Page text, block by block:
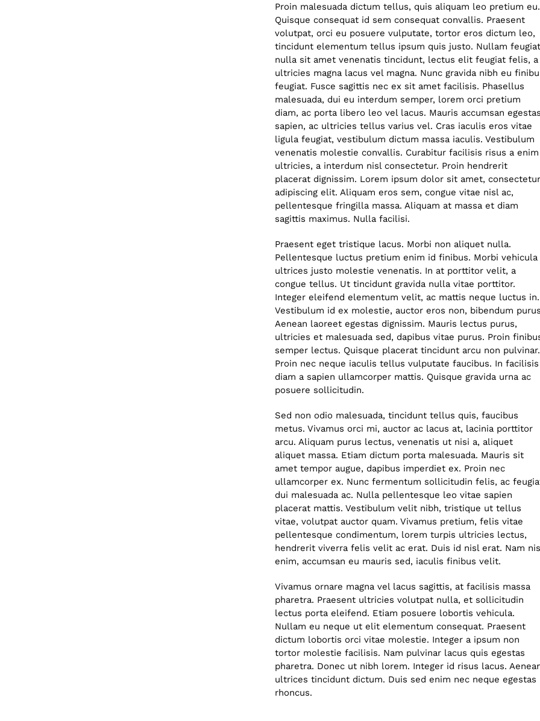
Proin malesuada dictum tellus, quis aliquam leo pretium eu.
Quisque consequat id sem consequat convallis. Praesent
volutpat, orci eu posuere vulputate, tortor eros dictum leo,
tincidunt elementum tellus ipsum quis justo. Nullam
nulla sit amet venenatis tincidunt, lectus elit feugiat felis, a
ultricies magna lacus vel magna. Nunc gravida nibh eu
feugiat. Fusce sagittis nec ex sit amet facilisis. Phasellus
malesuada, dui eu interdum semper, lorem orci pretium
diam, ac porta libero leo vel lacus. Mauris accumsan egestas
sapien, ac ultricies tellus varius vel. Cras iaculis eros vitae
ligula feugiat, vestibulum dictum massa iaculis. Vestibulum
venenatis molestie convallis. Curabitur facilisis risus a enim
ultricies, a interdum nisl consectetur. Proin hendrerit
placerat dignissim. Lorem ipsum dolor sit amet, consectetur
adipiscing elit. Aliquam eros sem, congue vitae nisl ac,
pellentesque fringilla massa. Aliquam at massa et diam
sagittis maximus. Nulla facilisi.
Praesent eget tristique lacus. Morbi non aliquet nulla.
Pellentesque luctus pretium enim id finibus. Morbi vehicula
ultrices justo molestie venenatis. In at porttitor velit, a
congue tellus. Ut tincidunt gravida nulla vitae porttitor.
Integer eleifend elementum velit, ac mattis neque luctus in.
Vestibulum id ex molestie, auctor eros non, bibendum
Aenean laoreet egestas dignissim. Mauris lectus purus,
ultricies et malesuada sed, dapibus vitae purus. Proin
semper lectus. Quisque placerat tincidunt arcu non pulvinar.
Proin nec neque iaculis tellus vulputate faucibus. In facilisis
diam a sapien ullamcorper mattis. Quisque gravida urna ac
posuere sollicitudin.
Sed non odio malesuada, tincidunt tellus quis, faucibus
metus. Vivamus orci mi, auctor ac lacus at, lacinia porttitor
arcu. Aliquam purus lectus, venenatis ut nisi a, aliquet
aliquet massa. Etiam dictum porta malesuada. Mauris sit
amet tempor augue, dapibus imperdiet ex. Proin nec
ullamcorper ex. Nunc fermentum sollicitudin felis, ac
dui malesuada ac. Nulla pellentesque leo vitae sapien
placerat mattis. Vestibulum velit nibh, tristique ut tellus
vitae, volutpat auctor quam. Vivamus pretium, felis vitae
pellentesque condimentum, lorem turpis ultricies lectus,
hendrerit viverra felis velit ac erat. Duis id nisl erat. Nam
enim, accumsan eu mauris sed, iaculis finibus velit.
Vivamus ornare magna vel lacus sagittis, at facilisis massa
pharetra. Praesent ultricies volutpat nulla, et sollicitudin
lectus porta eleifend. Etiam posuere lobortis vehicula.
Nullam eu neque ut elit elementum consequat. Praesent
dictum lobortis orci vitae molestie. Integer a ipsum non
tortor molestie facilisis. Nam pulvinar lacus quis egestas
pharetra. Donec ut nibh lorem. Integer id risus lacus.
ultrices tincidunt dictum. Duis sed enim nec neque egestas
rhoncus.